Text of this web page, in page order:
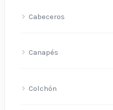
Cabeceros
Canapés
Colchón